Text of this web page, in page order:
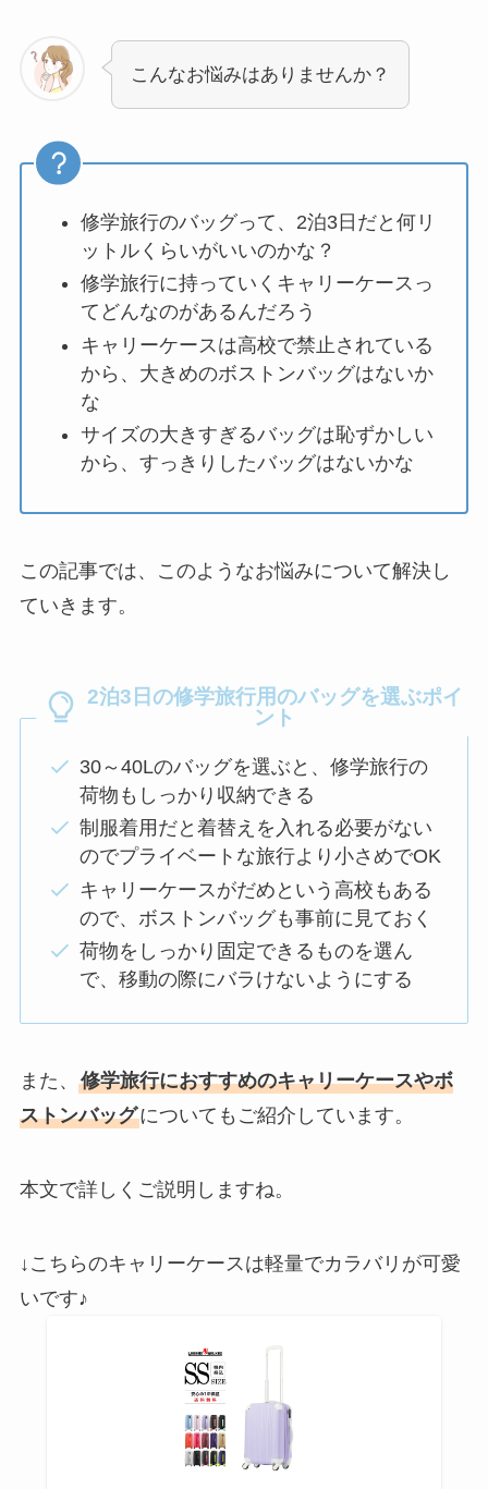
こんなお悩みはありませんか？
修学旅行のバッグって、2泊3日だと何リ
ットルくらいがいいのかな？
修学旅行に持っていくキャリーケースっ
てどんなのがあるんだろう
キャリーケースは高校で禁止されている
から、大きめのボストンバッグはないか
な
サイズの大きすぎるバッグは恥ずかしい
から、すっきりしたバッグはないかな
この記事では、このようなお悩みについて解決し
ていきます。
2泊3日の修学旅行用のバッグを選ぶポイ
ント
30～40Lのバッグを選ぶと、修学旅行の
荷物もしっかり収納できる
制服着用だと着替えを入れる必要がない
のでプライベートな旅行より小さめでOK
キャリーケースがだめという高校もある
ので、ボストンバッグも事前に見ておく
荷物をしっかり固定できるものを選ん
で、移動の際にバラけないようにする
また、 修学旅行におすすめのキャリーケースやボ
ストンバッグについてもご紹介しています。
本文で詳しくご説明しますね。
↓こちらのキャリーケースは軽量でカラバリが可愛
いです♪